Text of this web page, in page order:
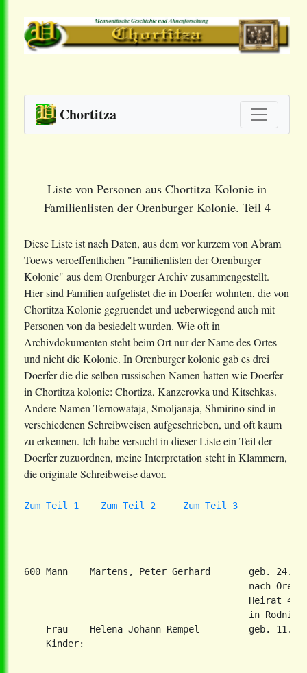
Chortitza
Liste von Personen aus Chortitza Kolonie in
Familienlisten der Orenburger Kolonie. Teil 4
Diese Liste ist nach Daten, aus dem vor kurzem von Abram
Toews veroeffentlichen "Familienlisten der Orenburger
Kolonie" aus dem Orenburger Archiv zusammengestellt.
Hier sind Familien aufgelistet die in Doerfer wohnten, die von
Chortitza Kolonie gegruendet und ueberwiegend auch mit
Personen von da besiedelt wurden. Wie oft in
Archivdokumenten steht beim Ort nur der Name des Ortes
und nicht die Kolonie. In Orenburger kolonie gab es drei
Doerfer die die selben russischen Namen hatten wie Doerfer
in Chortitza kolonie: Chortiza, Kanzerovka und Kitschkas.
Andere Namen Ternowataja, Smoljanaja, Shmirino sind in
verschiedenen Schreibweisen aufgeschrieben, und oft kaum
zu erkennen. Ich habe versucht in dieser Liste ein Teil der
Doerfer zuzuordnen, meine Interpretation steht in Klammern,
die originale Schreibweise davor.
Zum Teil 1 Zum Teil 2 Zum Teil 3
600 Mann    Martens, Peter Gerhard       geb. 24.
nach
Heirat 4.
in
Frau    Helena Johann Rempel         geb. 11.
    Kinder: